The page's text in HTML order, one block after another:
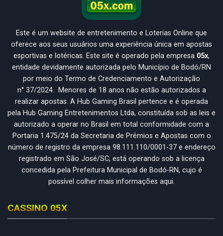
Este é um website de entretenimento e Loterias Online que
oferece aos seus usuários uma experiência única em apostas
esportivas e lotéricas. Este site é operado pela empresa 05x,
entidade devidamente autorizada pelo Município de Bodó/RN
por meio do Termo de Credenciamento e Autorização
n° 37/2024. Menores de 18 anos não estão autorizados a
realizar apostas. A Hub Gaming Brasil pertence e é operada
pela Hub Gaming Entretenimentos Ltda, constituída sob as leis e
autorizado a operar no Brasil em total conformidade com a
Portaria 1.475/24 da Secretaria de Prêmios e Apostas com o
número de registro da empresa 98.111.110/0001-37 e endereço
registrado em São José/SC, está operando sob a licença
concedida pela Prefeitura Municipal de Bodó-RN, cujo é
possível colher mais informações aqui.
CASSINO 05X